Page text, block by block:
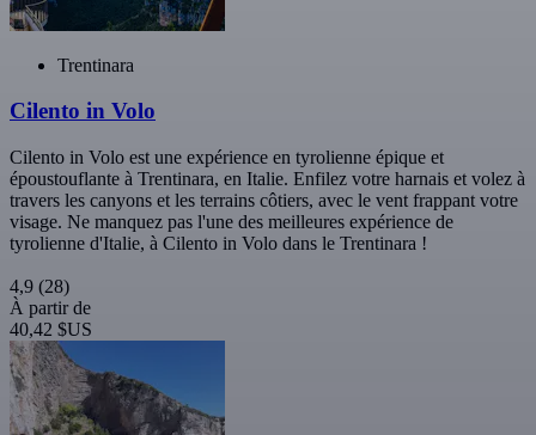
Trentinara
Cilento in Volo
Cilento in Volo est une expérience en tyrolienne épique et
époustouflante à Trentinara, en Italie. Enfilez votre harnais et volez à
travers les canyons et les terrains côtiers, avec le vent frappant votre
visage. Ne manquez pas l'une des meilleures expérience de
tyrolienne d'Italie, à Cilento in Volo dans le Trentinara !
4,9 (28)
À partir de
40,42 $US